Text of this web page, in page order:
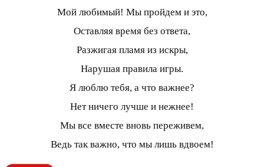
Мой любимый! Мы пройдем и это,
Оставляя время без ответа,
Разжигая пламя из искры,
Нарушая правила игры.
Я люблю тебя, а что важнее?
Нет ничего лучше и нежнее!
Мы все вместе вновь переживем,
Ведь так важно, что мы лишь вдвоем!